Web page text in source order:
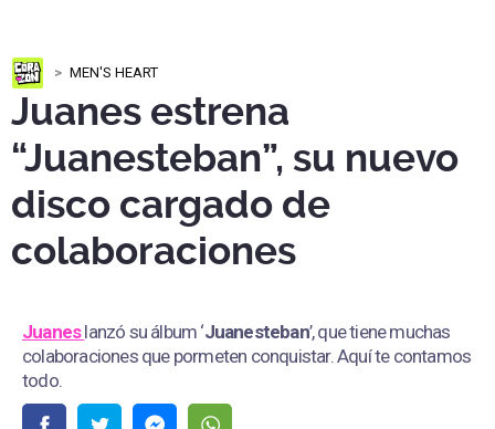
MEN'S HEART
Juanes estrena
“Juanesteban”, su nuevo
disco cargado de
colaboraciones
Juaneslanzó su álbum ‘Juanesteban’, que tiene muchas
colaboraciones que pormeten conquistar. Aquí te contamos
todo.